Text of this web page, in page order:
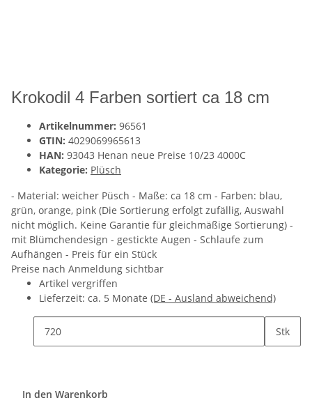
Krokodil 4 Farben sortiert ca 18 cm
Artikelnummer: 96561
GTIN: 4029069965613
HAN: 93043 Henan neue Preise 10/23 4000C
Kategorie: Plüsch
- Material: weicher Püsch - Maße: ca 18 cm - Farben: blau,
grün, orange, pink (Die Sortierung erfolgt zufällig, Auswahl
nicht möglich. Keine Garantie für gleichmäßige Sortierung) -
mit Blümchendesign - gestickte Augen - Schlaufe zum
Aufhängen - Preis für ein Stück
Preise nach Anmeldung sichtbar
Artikel vergriffen
Lieferzeit: ca. 5 Monate (DE - Ausland abweichend)
Stk
In den Warenkorb